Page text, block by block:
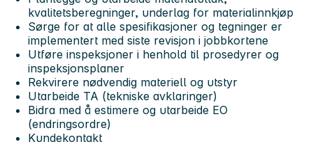
kvalitetsberegninger, underlag for materialinnkjøp
Sørge for at alle spesifikasjoner og tegninger er
implementert med siste revisjon i jobbkortene
Utføre inspeksjoner i henhold til prosedyrer og
inspeksjonsplaner
Rekvirere nødvendig materiell og utstyr
Utarbeide TA (tekniske avklaringer)
Bidra med å estimere og utarbeide EO
(endringsordre)
Kundekontakt